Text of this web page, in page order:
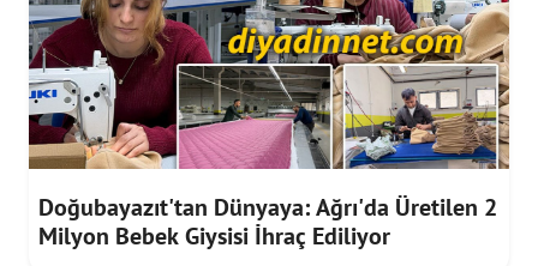
Doğubayazıt'tan Dünyaya: Ağrı'da Üretilen 2
Milyon Bebek Giysisi İhraç Ediliyor